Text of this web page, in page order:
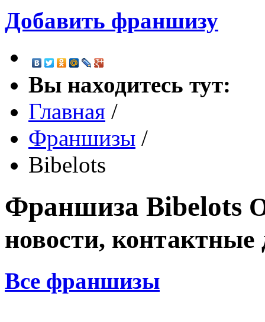
Добавить франшизу
Вы находитесь тут:
Главная /
Франшизы /
Bibelots
Франшиза Bibelots
новости,
Все франшизы